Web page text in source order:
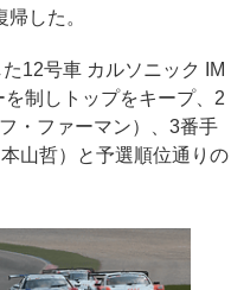
した。
12号車 カルソニック IM
制しトップをキープ、2
・ファーマン）、3番手
山哲）と予選順位通りの